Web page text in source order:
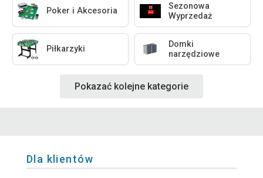
Poker i Akcesoria
Sezonowa
Wyprzedaż
Piłkarzyki
Domki
narzędziowe
Pokazać kolejne kategorie
Dla klientów